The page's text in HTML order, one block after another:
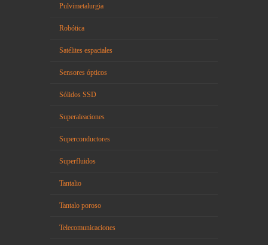
Pulvimetalurgia
Robótica
Satélites espaciales
Sensores ópticos
Sólidos SSD
Superaleaciones
Superconductores
Superfluidos
Tantalio
Tantalo poroso
Telecomunicaciones